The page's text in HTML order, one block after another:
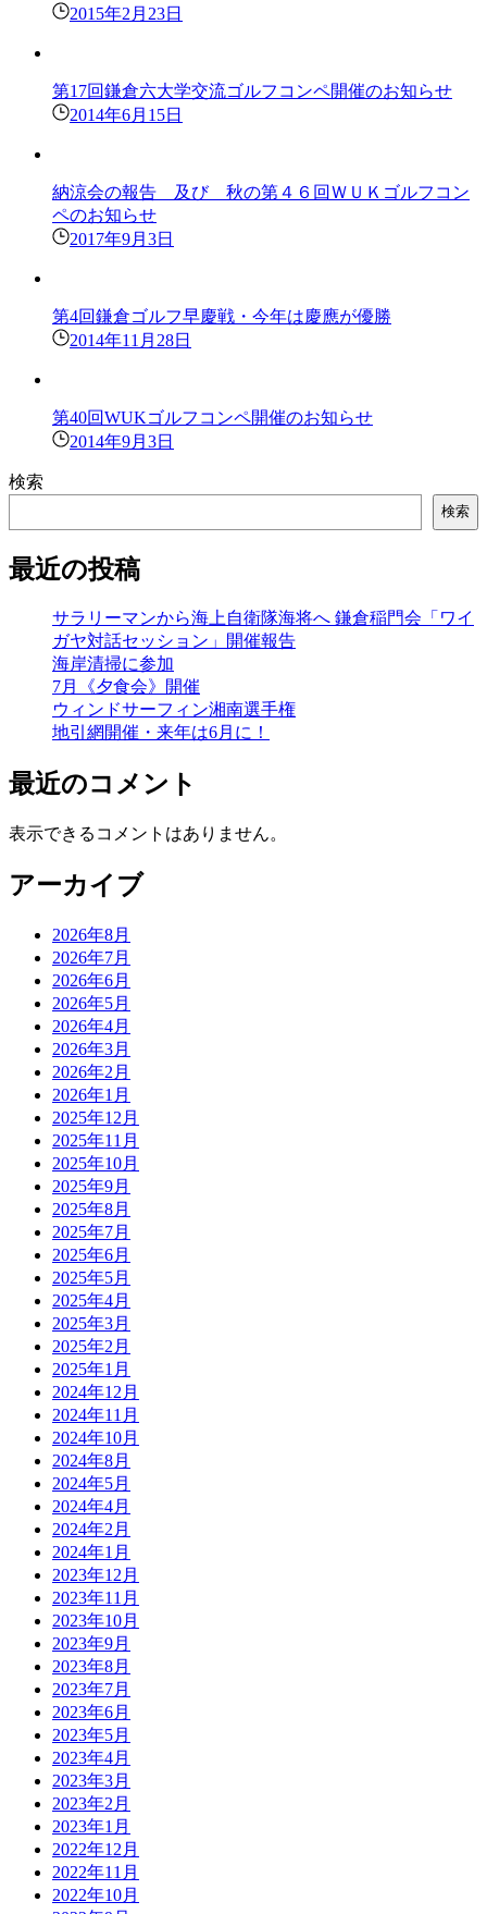
2015年2月23日
第17回鎌倉六大学交流ゴルフコンペ開催のお知らせ
2014年6月15日
納涼会の報告 及び 秋の第４６回ＷＵＫゴルフコン
ペのお知らせ
2017年9月3日
第4回鎌倉ゴルフ早慶戦・今年は慶應が優勝
2014年11月28日
第40回WUKゴルフコンペ開催のお知らせ
2014年9月3日
検索
検索
最近の投稿
サラリーマンから海上自衛隊海将へ 鎌倉稲門会「ワイ
ガヤ対話セッション」開催報告
海岸清掃に参加
7月《夕食会》開催
ウィンドサーフィン湘南選手権
地引網開催・来年は6月に！
最近のコメント
表示できるコメントはありません。
アーカイブ
2026年8月
2026年7月
2026年6月
2026年5月
2026年4月
2026年3月
2026年2月
2026年1月
2025年12月
2025年11月
2025年10月
2025年9月
2025年8月
2025年7月
2025年6月
2025年5月
2025年4月
2025年3月
2025年2月
2025年1月
2024年12月
2024年11月
2024年10月
2024年8月
2024年5月
2024年4月
2024年2月
2024年1月
2023年12月
2023年11月
2023年10月
2023年9月
2023年8月
2023年7月
2023年6月
2023年5月
2023年4月
2023年3月
2023年2月
2023年1月
2022年12月
2022年11月
2022年10月